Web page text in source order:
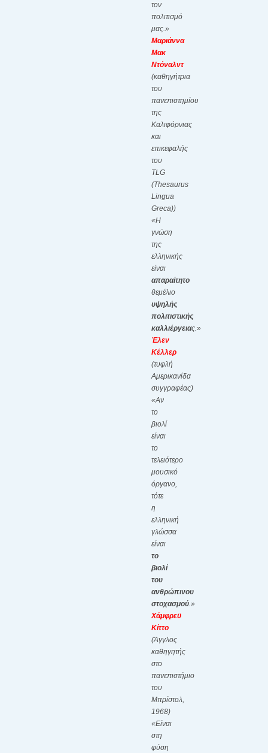
τον
πολιτισμό
μας.»
Μαριάννα
Μακ
Ντόναλντ
(καθηγήτρια
του
πανεπιστημίου
της
Καλιφόρνιας
και
επικεφαλής
του
TLG
(Thesaurus
Lingua
Greca))
«Η
γνώση
της
ελληνικής
είναι
απαραίτητο
θεμέλιο
υψηλής
πολιτιστικής
καλλιέργειας.»
Έλεν
Κέλλερ
(τυφλή
Αμερικανίδα
συγγραφέας)
«Αν
το
βιολί
είναι
το
τελειότερο
μουσικό
όργανο,
τότε
η
ελληνική
γλώσσα
είναι
το
βιολί
του
ανθρώπινου
στοχασμού.»
Χάμφρεϋ
Κίττο
(Άγγλος
καθηγητής
στο
πανεπιστήμιο
του
Μπρίστολ,
1968)
«Είναι
στη
φύση